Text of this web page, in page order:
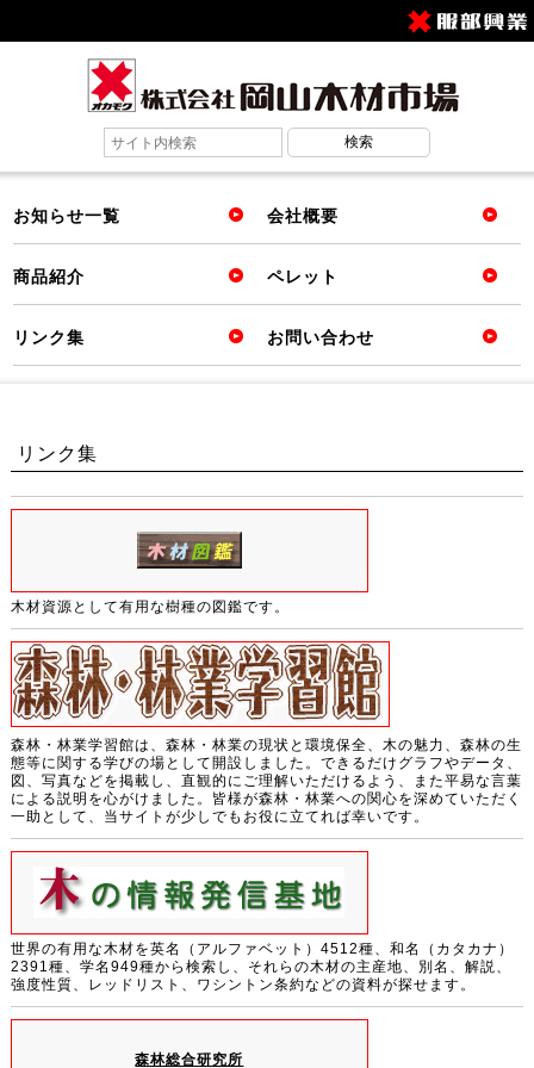
お知らせ一覧 会社概要
商品紹介 ペレット
リンク集 お問い合わせ
リンク集
木材資源として有用な樹種の図鑑です。
森林・林業学習館は、森林・林業の現状と環境保全、木の魅力、森林の生
態等に関する学びの場として開設しました。できるだけグラフやデータ、
図、写真などを掲載し、直観的にご理解いただけるよう、また平易な言葉
による説明を心がけました。皆様が森林・林業への関心を深めていただく
一助として、当サイトが少しでもお役に立てれば幸いです。
世界の有用な木材を英名（アルファベット）4512種、和名（カタカナ）
2391種、学名949種から検索し、それらの木材の主産地、別名、解説、
強度性質、レッドリスト、ワシントン条約などの資料が探せます。
森林総合研究所